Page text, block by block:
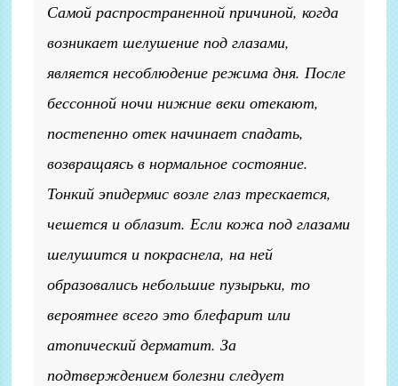
Самой распространенной причиной, когда
возникает шелушение под глазами,
является несоблюдение режима дня. После
бессонной ночи нижние веки отекают,
постепенно отек начинает спадать,
возвращаясь в нормальное состояние.
Тонкий эпидермис возле глаз трескается,
чешется и облазит. Если кожа под глазами
шелушится и покраснела, на ней
образовались небольшие пузырьки, то
вероятнее всего это блефарит или
атопический дерматит. За
подтверждением болезни следует